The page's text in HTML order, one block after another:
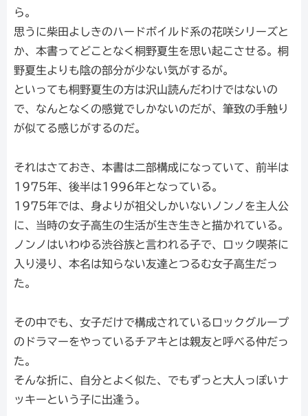
ら。
思うに柴田よしきのハードボイルド系の花咲シリーズと
か、本書ってどことなく桐野夏生を思い起こさせる。桐
野夏生よりも陰の部分が少ない気がするが。
といっても桐野夏生の方は沢山読んだわけではないの
で、なんとなくの感覚でしかないのだが、筆致の手触り
が似てる感じがするのだ。
それはさておき、本書は二部構成になっていて、前半は
1975年、後半は1996年となっている。
1975年では、身よりが祖父しかいないノンノを主人公
に、当時の女子高生の生活が生き生きと描かれている。
ノンノはいわゆる渋谷族と言われる子で、ロック喫茶に
入り浸り、本名は知らない友達とつるむ女子高生だっ
た。
その中でも、女子だけで構成されているロックグループ
のドラマーをやっているチアキとは親友と呼べる仲だっ
た。
そんな折に、自分とよく似た、でもずっと大人っぽいナ
ッキーという子に出逢う。